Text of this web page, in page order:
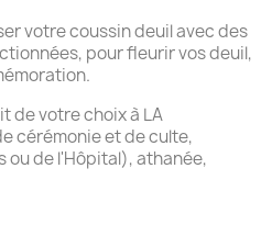
votre coussin deuil avec des
pour fleurir vos deuil,
de votre choix à LA
cérémonie et de culte,
ou de l'Hôpital), athanée,